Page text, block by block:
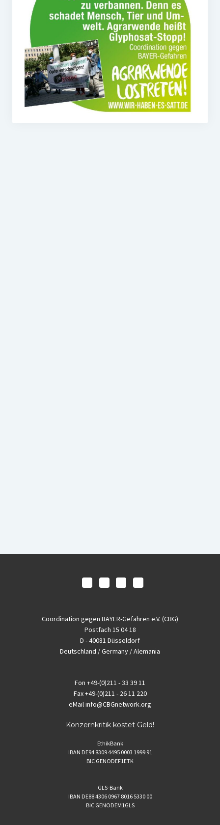
Coordination gegen BAYER-Gefahren e.V. (CBG)
Postfach 15 04 18
D - 40081 Düsseldorf
Deutschland / Germany / Alemania
Fon +49-(0)211 - 33 39 11
Fax+49-(0)211 - 26 11 220
eMailinfo@CBGnetwork.org
Konzernkritik kostet Geld!
EthikBank
IBAN DE94 8309 4495 0003 1999 91
BIC GENODEF1ETK
GLS-Bank
IBAN DE88 4306 0967 8016 5330 00
BIC GENODEM1GLS